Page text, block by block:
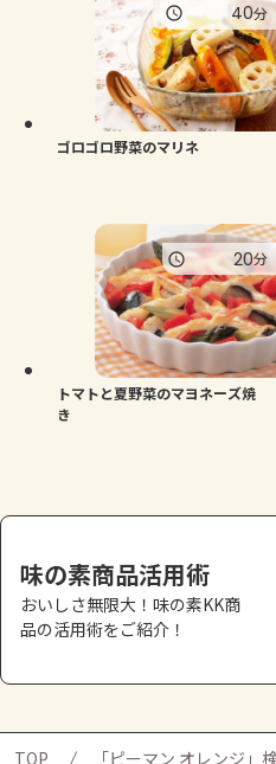
ゴロゴロ野菜のマリネ
40分
トマトと夏野菜のマヨネーズ焼
き
20分
味の素商品活用術
おいしさ無限大！味の素KK商
品の活用術をご紹介！
TOP 「ピーマン オレンジ」